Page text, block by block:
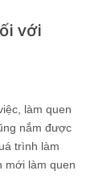
với
làm quen
nắm được
trình làm
mới làm quen